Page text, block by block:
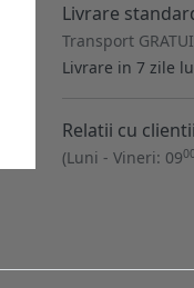
Livrare
Transport
Livrare in 7 zile
Relatii cu
(Luni - Vineri: 09